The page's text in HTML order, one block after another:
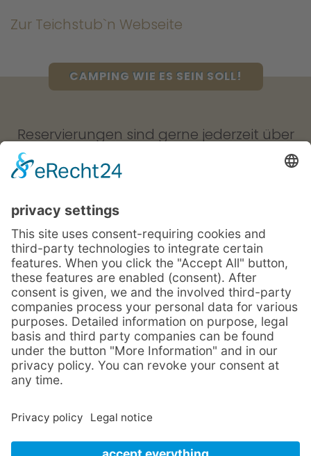
Zur Teichstub`n Webseite
CAMPING WIE ES SEIN SOLL!
Reservierungen sind gerne jederzeit über
unser Online-Buchungssytem möglich.
Klicke Sie einfach auf den Direkt-Buchen-
einer Nacht und Unterkünfte ab drei
Nächten buchen und sich Ihren
Wunschplatz selbst aussuchen.
Selbstverständlich sind wir auch gerne
per E-Mail erreichbar.
DIREKT BUCHEN